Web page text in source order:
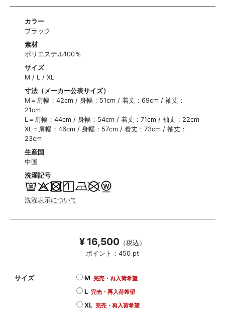
カラー
ブラック
素材
ポリエステル100％
サイズ
M / L / XL
寸法（メーカー公表サイズ）
M＝肩幅：42cm / 身幅：51cm / 着丈：69cm / 袖丈：
21cm
L＝肩幅：44cm / 身幅：54cm / 着丈：71cm / 袖丈：22cm
XL＝肩幅：46cm / 身幅：57cm / 着丈：73cm / 袖丈：
23cm
生産国
中国
洗濯記号
洗濯表示について
¥ 16,500 （税込）
ポイント：450 pt
サイズ M 完売・再入荷希望
L完売・再入荷希望
XL完売・再入荷希望